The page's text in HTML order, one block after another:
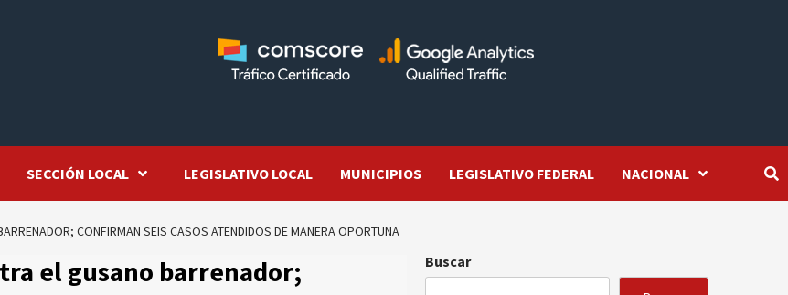
SECCIÓN LOCAL LEGISLATIVO LOCAL MUNICIPIOS LEGISLATIVO FEDERAL NACIONAL
CONFIRMAN SEIS CASOS ATENDIDOS DE MANERA OPORTUNA
el gusano barrenador;
Buscar